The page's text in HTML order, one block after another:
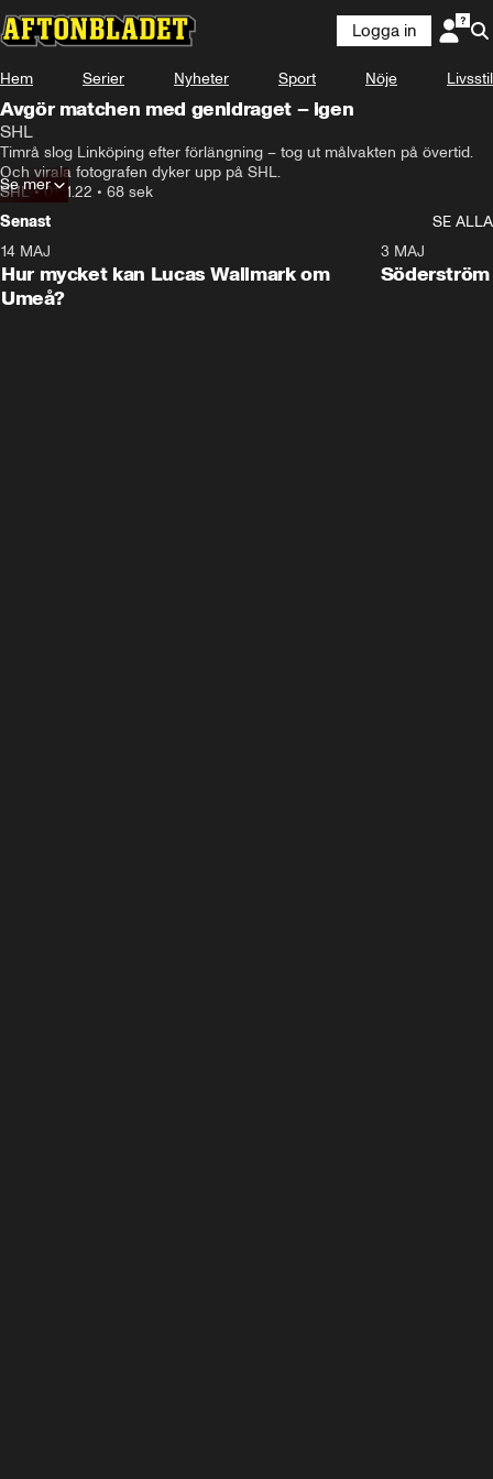
Logga in
Hem Serier Nyheter Sport Nöje Livsstil
Avgör matchen med genidraget – igen
SHL
Timrå slog Linköping efter förlängning – tog ut målvakten på övertid.
Och virala fotografen dyker upp på SHL.
SHL•01.11.22 • 68 sek
Se mer
Senast
SE ALLA
Plus
14 MAJ
Hur mycket kan Lucas Wallmark om
Umeå?
3 MAJ